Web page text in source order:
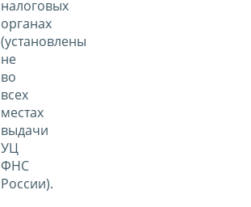
налоговых
органах
(установлены
не
во
всех
местах
выдачи
УЦ
ФНС
России).